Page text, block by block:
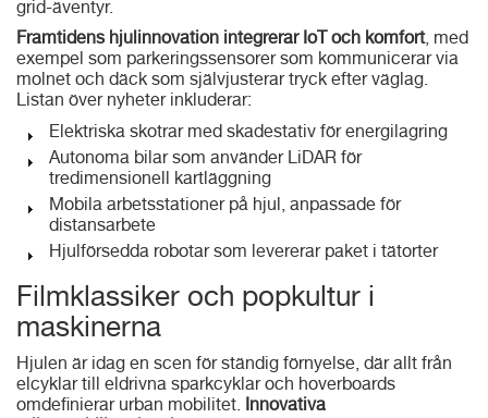
grid-äventyr.
Framtidens hjulinnovation integrerar IoT och komfort, med
exempel som parkeringssensorer som kommunicerar via
molnet och däck som självjusterar tryck efter väglag.
Listan över nyheter inkluderar:
Elektriska skotrar med skadestativ för energilagring
Autonoma bilar som använder LiDAR för
tredimensionell kartläggning
Mobila arbetsstationer på hjul, anpassade för
distansarbete
Hjulförsedda robotar som levererar paket i tätorter
Filmklassiker och popkultur i
maskinerna
Hjulen är idag en scen för ständig förnyelse, där allt från
elcyklar till eldrivna sparkcyklar och hoverboards
omdefinierar urban mobilitet. Innovativa